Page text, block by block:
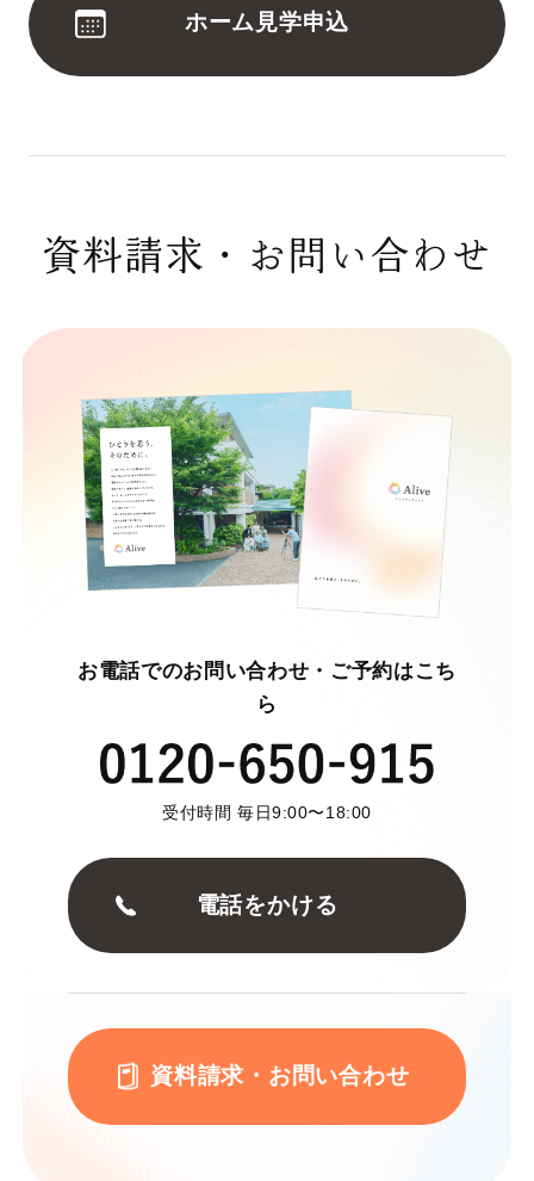
ホーム見学申込
資料請求・お問い合わせ
お電話でのお問い合わせ・ご予約はこち
ら
受付時間 毎日9:00〜18:00
電話をかける
資料請求・お問い合わせ